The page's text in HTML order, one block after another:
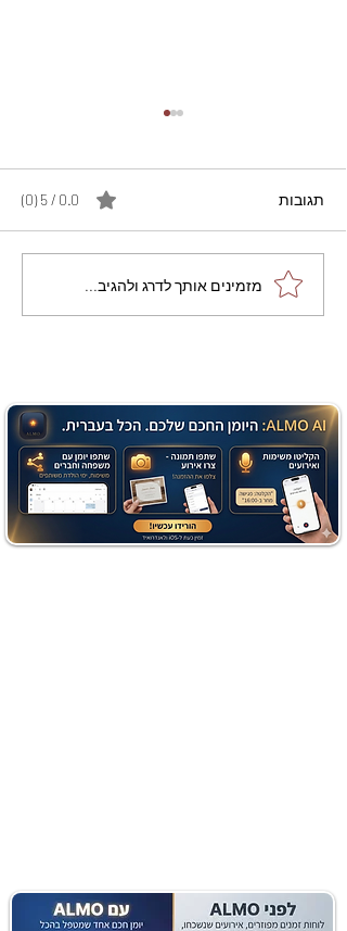
מתכון מנצח עוגת מייפל
שוקולד בחושה וקלה - זיוה
תגובות 0.0 / 5 ‏(0)
מזמינים אותך לדרג ולהגיב...